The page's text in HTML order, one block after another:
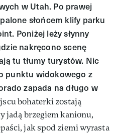
w Utah. Po prawej
słońcem klify parku
Poniżej leży słynny
nakręcono scenę
tu tłumy turystów. Nic
punktu widokowego z
zapada na długo w
bohaterki zostają
jadą brzegiem kanionu,
jak spod ziemi wyrasta